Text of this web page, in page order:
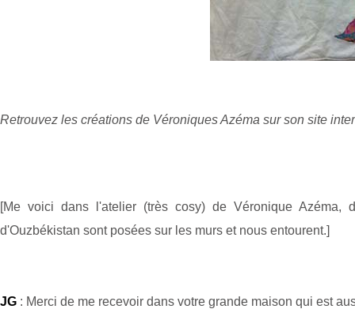
Retrouvez les créations de Véroniques Azéma sur son site
[Me voici dans l'atelier (très cosy) de Véronique
d'Ouzbékistan sont posées sur les murs et nous entourent.]
JG : Merci de me recevoir dans votre grande maison qui est